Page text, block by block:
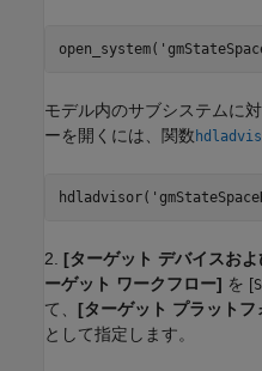
open_system(
モデル内のサブシステムに
ーを開くには、関数
hdladvisor(
2. [ターゲット デバイスお
ーゲット ワークフロー] を [
て、 [ターゲット プラットフ
として指定します。